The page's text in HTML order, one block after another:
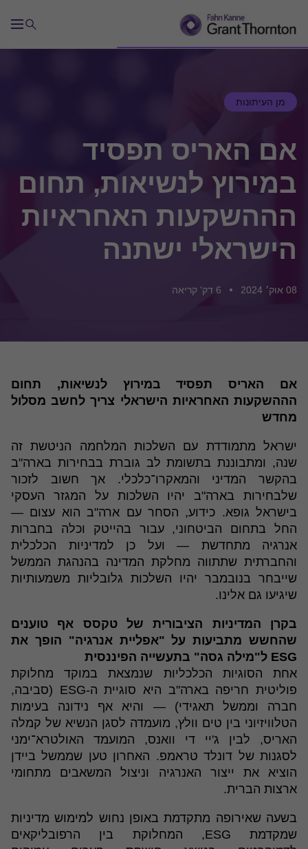
מן העיתונות
אם האריס תפסיד
במירוץ לנשיאות, תחום
הההשקעות האחראיות
הישראלי ישתנה
08 אוק׳ 2024 6 דק' קריאה
אם האריס תפסיד במירוץ לנשיאות, תחום
הההשקעות האחראיות הישראלי צריך לחשב מסלול
מחדש
ישראל מתמודדת עם השלכות המלחמה הניטשת זה
שנה, ומתבוננת בתשומת לב גוברת בבחירות בארה"ב
בהקשר המדיני והמאקרו־כלכלי. אך חשוב לזכור
שלבחירות בארה"ב יהיו השלכות על המגזר העסקי
בישראל גופא. כידוע, הסחר עם ארה"ב הוא עצום —
החל בתחום הביטחוני, עבור בהייטק וכלה בחברות
אנרגיה מתחדשת — ועל כן למדיניות הכלכלית
והחברתית שתתווה מחלקת המדינה בהנהגת הממשל
שייבחר בנובמבר יהיו השלכות גלובליות משמעותיות
שיגיעו גם אלינו.
בקרן המדיניות הציבורית של טקסס אף טוענים
שהחשש מתביעות על "אפליית אנרגיה" הופך את
ESG ל"מילה גסה" בתעשייה הפיננסית
אחת הסוגיות הכלכליות שנמצאת במוקד מחלוקת
פוליטית חריפה בארה"ב היא סוגיית ה-ESG (סביבה,
חברה וממשל תאגידי) — והיא אף נידונה בעימות
הטלוויזיוני בין טים וולץ, מועמדה לסגן הנשיא של קמלה
האריס, לבין ג'יי די וואנס, המועמד האולטרא־ימני
לסגנות של דונלד טראמפ. האחרון טען שממשל ביידן
הוציא את ייצור האנרגיה וניצול המשאבים מתחומי
ארצות הברית.
בשעה שאירופה מתקדמת באופן נחוש למימוש מדיניות
שמקדמת ESG, המחלוקת בין הרפובליקאים